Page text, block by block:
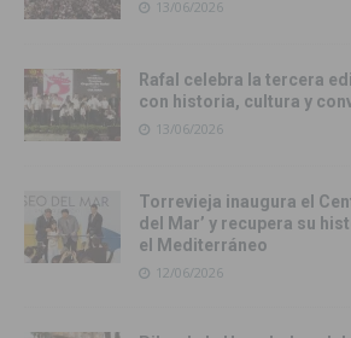
13/06/2026
Rafal celebra la tercera
con historia, cultura y
13/06/2026
Torrevieja inaugura el
del Mar’ y recupera su
el Mediterráneo
12/06/2026